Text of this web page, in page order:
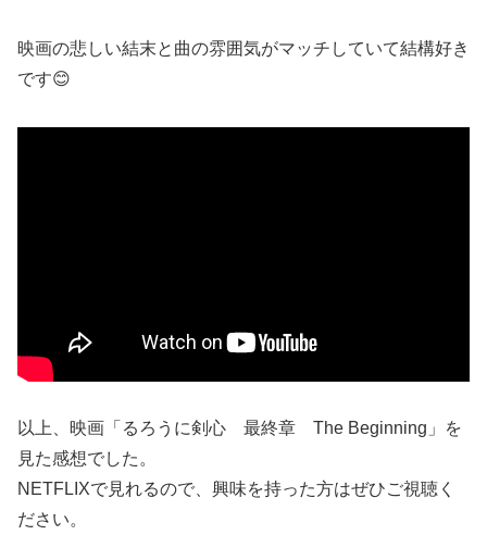
映画の悲しい結末と曲の雰囲気がマッチしていて結構好き
です😊
以上、映画「るろうに剣心 最終章 The Beginning」を
見た感想でした。
NETFLIXで見れるので、興味を持った方はぜひご視聴く
ださい。